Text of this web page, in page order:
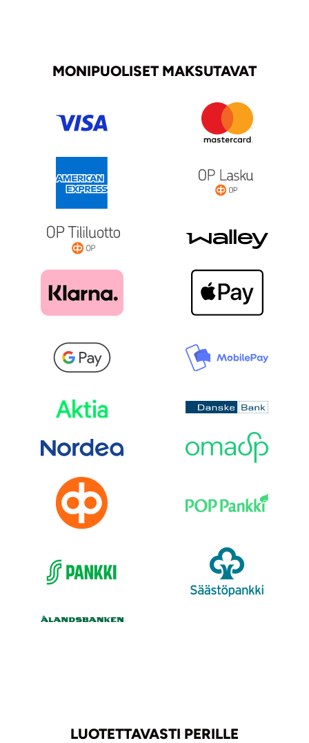
MONIPUOLISET MAKSUTAVAT
LUOTETTAVASTI PERILLE